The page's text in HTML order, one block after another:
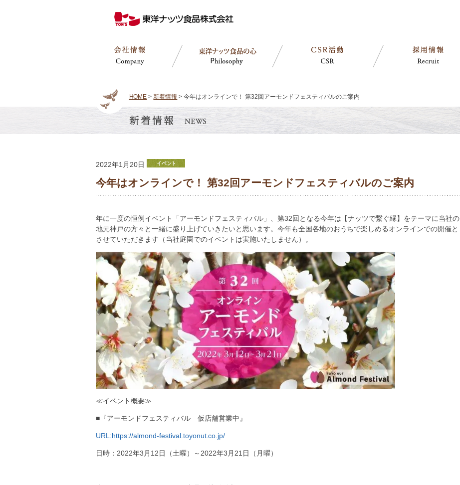
HOME >新着情報 > 今年はオンラインで！ 第32回アーモンドフェスティバルのご案内
2022年1月20日
今年はオンラインで！ 第32回アーモンドフェスティバルのご案内
年に一度の恒例イベント「アーモンドフェスティバル」、第32回となる今年は【ナッツで繋ぐ縁】をテーマに当社の
地元神戸の方々と一緒に盛り上げていきたいと思います。今年も全国各地のおうちで楽しめるオンラインでの開催と
させていただきます（当社庭園でのイベントは実施いたしません）。
≪イベント概要≫
■『アーモンドフェスティバル 仮店舗営業中』
URL:https://almond-festival.toyonut.co.jp/
日時：2022年3月12日（土曜）～2022年3月21日（月曜）